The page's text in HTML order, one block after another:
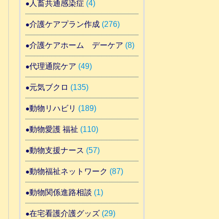
人畜共通感染症 (4)
介護ケアプラン作成(276)
介護ケアホーム デーケア (8)
代理通院ケア (49)
元気ブクロ (135)
動物リハビリ (189)
動物愛護 福祉 (110)
動物支援ナース (57)
動物福祉ネットワーク (87)
動物関係進路相談 (1)
在宅看護介護グッズ(29)